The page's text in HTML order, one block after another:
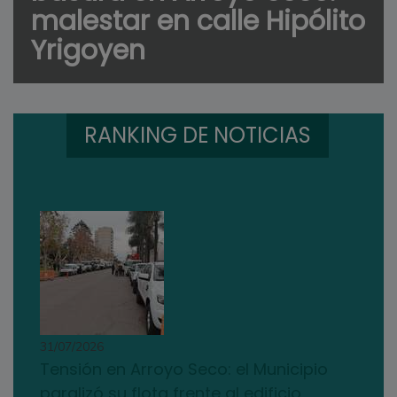
malestar en calle Hipólito
Yrigoyen
RANKING DE NOTICIAS
31/07/2026